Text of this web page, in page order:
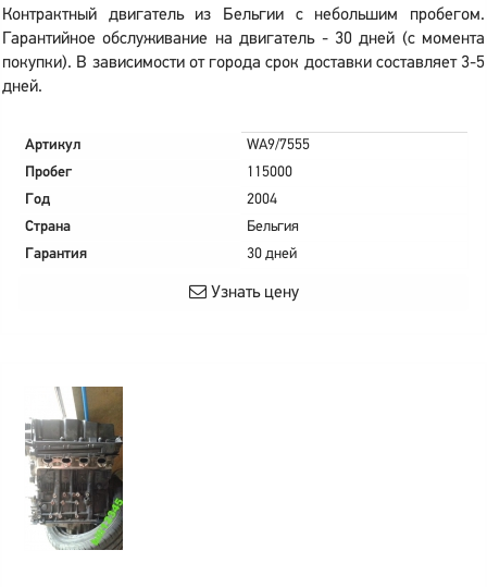
Контрактный двигатель из Бельгии с небольшим пробегом.
Гарантийное обслуживание на двигатель - 30 дней (с момента
покупки). В зависимости от города срок доставки составляет 3-5
дней.
Артикул
WA9/7555
Пробег
115000
Год
2004
Страна
Бельгия
Гарантия
30 дней
Узнать цену